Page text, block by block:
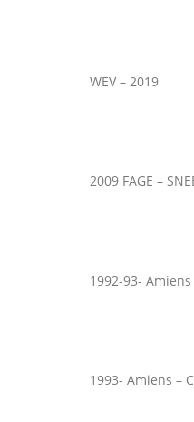
WEV – 2019
2009 FAGE –
1992-93-
1993- Amiens –